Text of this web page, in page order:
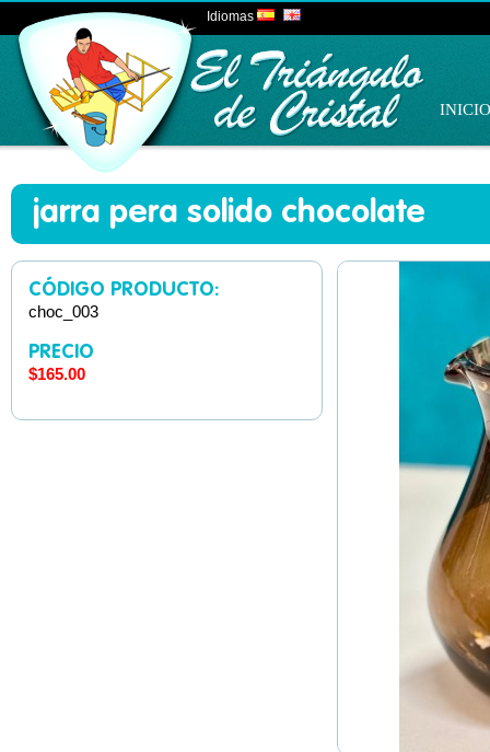
Idiomas
INICIO
jarra pera solido chocolate
CÓDIGO PRODUCTO:
choc_003
PRECIO
$165.00